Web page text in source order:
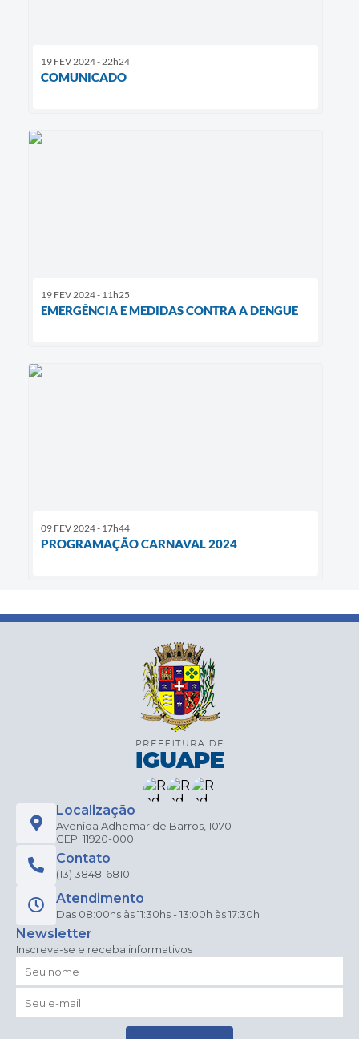
19 FEV 2024 - 22h24
COMUNICADO
19 FEV 2024 - 11h25
EMERGÊNCIA E MEDIDAS CONTRA A DENGUE
09 FEV 2024 - 17h44
PROGRAMAÇÃO CARNAVAL 2024
Localização
Avenida Adhemar de Barros, 1070
CEP: 11920-000
Contato
(13) 3848-6810
Atendimento
Das 08:00hs às 11:30hs - 13:00h às 17:30h
Newsletter
Inscreva-se e receba informativos